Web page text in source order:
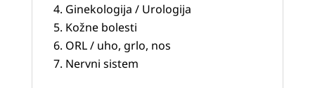
Ginekologija / Urologija
Kožne bolesti
ORL / uho, grlo, nos
Nervni sistem